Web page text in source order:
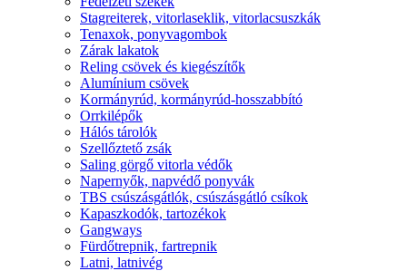
Stagreiterek, vitorlaseklik, vitorlacsuszkák
Tenaxok, ponyvagombok
Zárak lakatok
Reling csövek és kiegészítők
Alumínium csövek
Kormányrúd, kormányrúd-hosszabbító
Orrkilépők
Hálós tárolók
Szellőztető zsák
Saling görgő vitorla védők
Napernyők, napvédő ponyvák
TBS csúszásgátlók, csúszásgátló csíkok
Kapaszkodók, tartozékok
Gangways
Fürdőtrepnik, fartrepnik
Latni, latnivég